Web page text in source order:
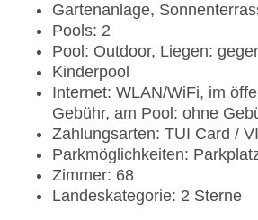
Gartenanlage,
Pools: 2
Pool: Outdoor, Liegen:
Kinderpool
Internet: WLAN/WiFi, im
Gebühr, am Pool: ohne
Zahlungsarten: TUI Card /
Parkmöglichkeiten:
Zimmer: 68
Landeskategorie: 2 Sterne